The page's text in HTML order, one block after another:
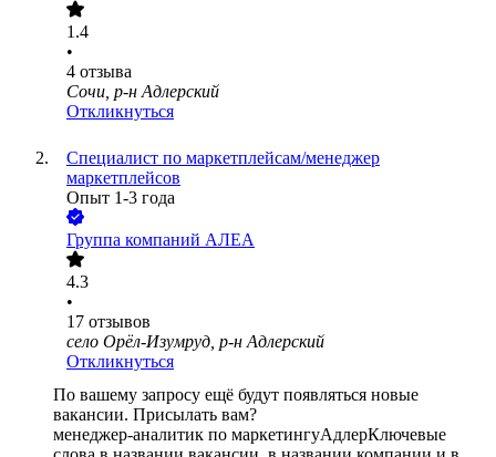
1.4
•
4 отзыва
Сочи, р-н Адлерский
Откликнуться
Специалист по маркетплейсам/менеджер
маркетплейсов
Опыт 1-3 года
Группа компаний АЛЕА
4.3
•
17 отзывов
село Орёл-Изумруд, р-н Адлерский
Откликнуться
По вашему запросу ещё будут появляться новые
вакансии. Присылать вам?
менеджер-аналитик по маркетингуАдлерКлючевые